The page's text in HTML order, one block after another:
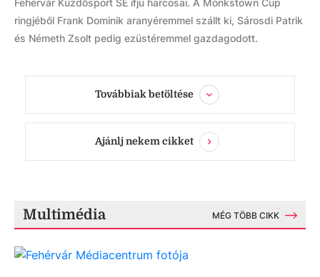
Fehérvár Küzdősport SE ifjú harcosai. A Monkstown Cup
ringjéből Frank Dominik aranyéremmel szállt ki, Sárosdi Patrik
és Németh Zsolt pedig ezüstéremmel gazdagodott.
Továbbiak betöltése
Ajánlj nekem cikket
Multimédia MÉG TÖBB CIKK